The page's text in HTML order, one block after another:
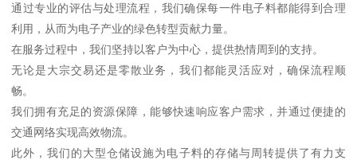
通过专业的评估与处理流程，我们确保每一件电子料都能得到合理
利用，从而为电子产业的绿色转型贡献力量。
在服务过程中，我们坚持以客户为中心，提供热情周到的支持。
无论是大宗交易还是零散业务，我们都能灵活应对，确保流程顺
畅。
我们拥有充足的资源保障，能够快速响应客户需求，并通过便捷的
交通网络实现高效物流。
此外，我们的大型仓储设施为电子料的存储与周转提供了有力支